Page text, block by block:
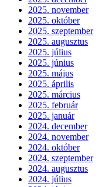
2025. november
2025. október
2025. szeptember
2025. augusztus
2025. július
2025. június
2025. május
2025. április
2025. március
2025. február
2025. január
2024. december
2024. november
2024. október
2024. szeptember
2024. augusztus
2024. július